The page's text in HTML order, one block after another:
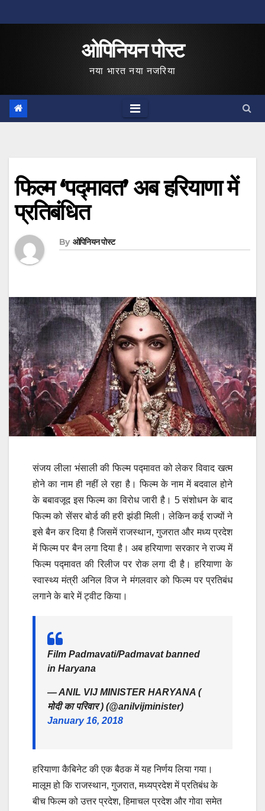
to
ओपिनियन पोस्ट
नया भारत नया नजरिया
फिल्म ‘पद्मावत’ अब हरियाणा में
प्रतिबंधित
By ओपिनियन पोस्ट
संजय लीला भंसाली की फिल्म पद्मावत को लेकर विवाद खत्म
होने का नाम ही नहीं ले रहा है। फिल्म के नाम में बदवाल होने
के बबावजूद इस फिल्म का विरोध जारी है। 5 संशोधन के बाद
फिल्म को सेंसर बोर्ड की हरी झंडी मिली। लेकिन कई राज्यों ने
इसे बैन कर दिया है जिसमें राजस्थान, गुजरात और मध्य प्रदेश
में फिल्म पर बैन लगा दिया है। अब हरियाणा सरकार ने राज्य में
फिल्म पद्मावत की रिलीज पर रोक लगा दी है। हरियाणा के
स्वास्थ्य मंत्री अनिल विज ने मंगलवार को फिल्म पर प्रतिबंध
लगाने के बारे में ट्वीट किया।
Film Padmavati/Padmavat banned
in Haryana
— ANIL VIJ MINISTER HARYANA (
मोदी का परिवार ) (@anilvijminister)
January 16, 2018
हरियाणा कैबिनेट की एक बैठक में यह निर्णय लिया गया।
मालूम हो कि राजस्थान, गुजरात, मध्यप्रदेश में प्रतिबंध के
बीच फिल्म को उत्तर प्रदेश, हिमाचल प्रदेश और गोवा समेत